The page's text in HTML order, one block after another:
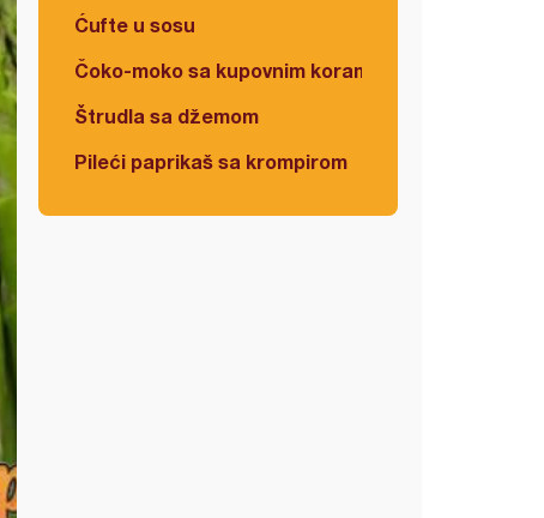
Ćufte u sosu
Čoko-moko sa kupovnim korama
Štrudla sa džemom
Pileći paprikaš sa krompirom